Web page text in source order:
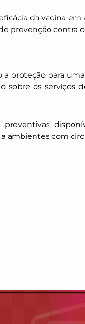
da vacina em
prevenção contra o
proteção para
sobre os serviços
ambientes com